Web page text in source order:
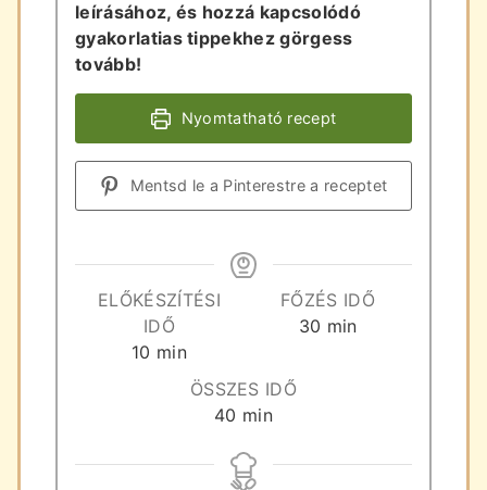
leírásához, és hozzá kapcsolódó
gyakorlatias tippekhez görgess
tovább!
Nyomtatható recept
Mentsd le a Pinterestre a receptet
ELŐKÉSZÍTÉSI
IDŐ
10 perc
min
FŐZÉS IDŐ
30 perc
min
ÖSSZES IDŐ
40 perc
min